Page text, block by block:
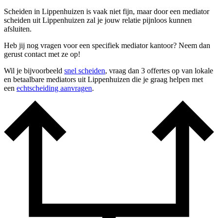
Scheiden in Lippenhuizen is vaak niet fijn, maar door een mediator
scheiden uit Lippenhuizen zal je jouw relatie pijnloos kunnen
afsluiten.
Heb jij nog vragen voor een specifiek mediator kantoor? Neem dan
gerust contact met ze op!
Wil je bijvoorbeeld snel scheiden, vraag dan 3 offertes op van lokale
en betaalbare mediators uit Lippenhuizen die je graag helpen met
een echtscheiding aanvragen.